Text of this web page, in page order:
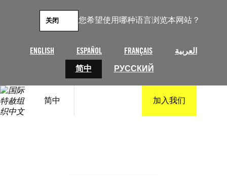
您希望使用哪种语言浏览本网站？
ENGLISH ESPAÑOL FRANÇAIS
العربية
简中
РУССКИЙ
关闭
简中 加入我们